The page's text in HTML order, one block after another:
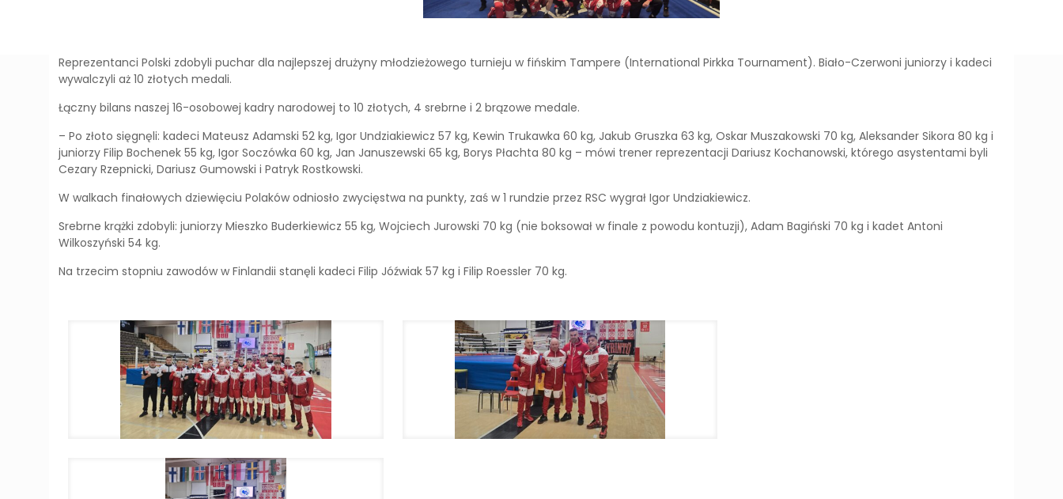
Reprezentanci Polski zdobyli puchar dla najlepszej drużyny młodzieżowego turnieju w fińskim Tampere (International Pirkka Tournament). Biało-Czerwoni juniorzy i kadeci
wywalczyli aż 10 złotych medali.
Łączny bilans naszej 16-osobowej kadry narodowej to 10 złotych, 4 srebrne i 2 brązowe medale.
– Po złoto sięgnęli: kadeci Mateusz Adamski 52 kg, Igor Undziakiewicz 57 kg, Kewin Trukawka 60 kg, Jakub Gruszka 63 kg, Oskar Muszakowski 70 kg, Aleksander Sikora 80 kg i
juniorzy Filip Bochenek 55 kg, Igor Soczówka 60 kg, Jan Januszewski 65 kg, Borys Płachta 80 kg – mówi trener reprezentacji Dariusz Kochanowski, którego asystentami byli
Cezary Rzepnicki, Dariusz Gumowski i Patryk Rostkowski.
W walkach finałowych dziewięciu Polaków odniosło zwycięstwa na punkty, zaś w 1 rundzie przez RSC wygrał Igor Undziakiewicz.
Srebrne krążki zdobyli: juniorzy Mieszko Buderkiewicz 55 kg, Wojciech Jurowski 70 kg (nie boksował w finale z powodu kontuzji), Adam Bagiński 70 kg i kadet Antoni
Wilkoszyński 54 kg.
Na trzecim stopniu zawodów w Finlandii stanęli kadeci Filip Jóźwiak 57 kg i Filip Roessler 70 kg.